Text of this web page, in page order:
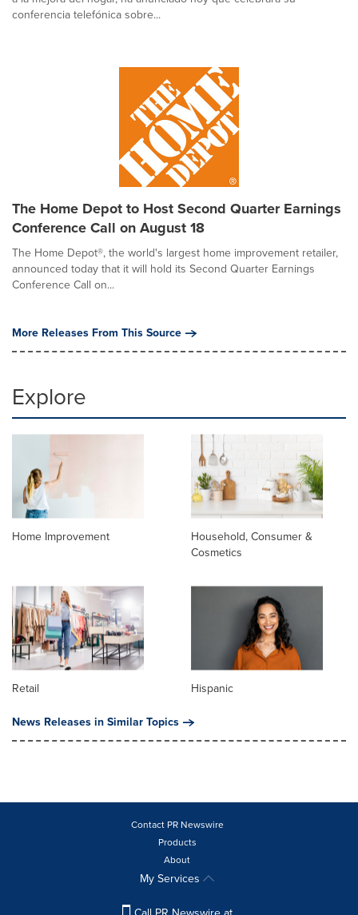
conferencia telefónica sobre...
The Home Depot to Host Second Quarter Earnings
Conference Call on August 18
The Home Depot®, the world's largest home improvement retailer,
announced today that it will hold its Second Quarter Earnings
Conference Call on...
More Releases From This Source
Explore
Home Improvement
Household, Consumer &
Cosmetics
Retail
Hispanic
News Releases in Similar Topics
Contact PR Newswire
Products
About
My Services